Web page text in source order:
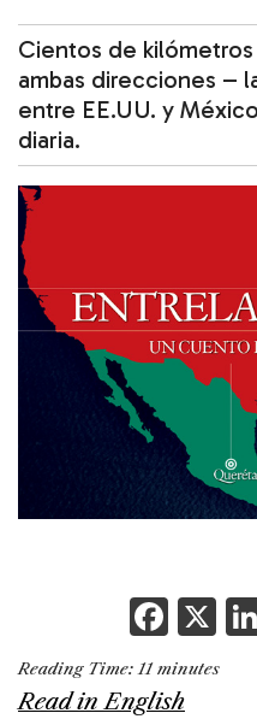
Cientos de
ambas direcciones –
entre EE.UU. y
diaria.
F
a
c
X
Reading Time:11 minutes
Read in English